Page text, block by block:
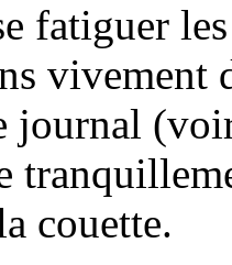
fatiguer
vivement
journal
couette.